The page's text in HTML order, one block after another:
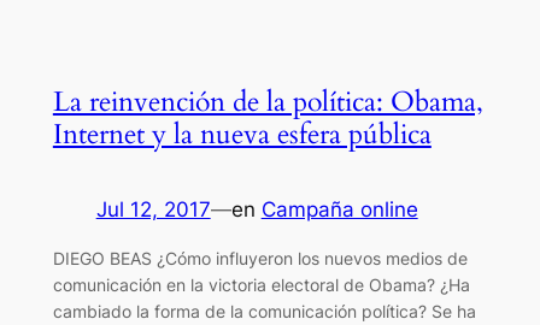
La reinvención de la política: Obama,
Internet y la nueva esfera pública
Jul 12, 2017—en Campaña online
DIEGO BEAS ¿Cómo influyeron los nuevos medios de
comunicación en la victoria electoral de Obama? ¿Ha
cambiado la forma de la comunicación política? Se ha